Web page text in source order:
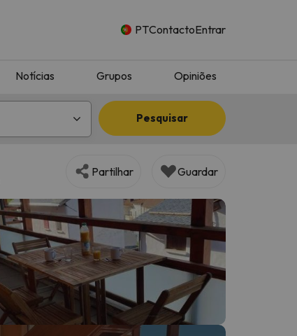
PTContactoEntrar
Notícias Grupos Opiniões
Pesquisar
Partilhar Guardar